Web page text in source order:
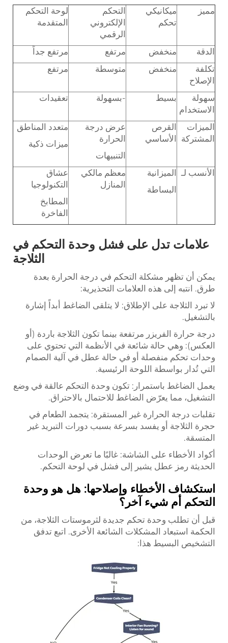
مميز
ميكانيكي
تحكم
التحكم
الإلكتروني
الرقمي
لوحة التحكم
المتقدمة
الدقة منخفض مرتفع
مرتفع جداً
تكلفة
الإصلاح
منخفض متوسطة مرتفع
سهولة
الاستخدام
بسيط -بسهولة تعقيدات
الميزات
المشتركة
القرص
الأساسي
عرض درجة
الحرارة
التنبيهات
متعدد المناطق
ميزات ذكية
الأنسب لـ
الميزانية
البساطة
معظم مالكي
المنازل
عشاق
التكنولوجيا
المطابخ
الفاخرة
علامات تدل على فشل وحدة التحكم في
الثلاجة
يمكن أن تظهر مشكلة التحكم في درجة الحرارة بعدة
طرق. انتبه إلى هذه العلامات التحذيرية:
لا تبرد الثلاجة على الإطلاق: لا يتلقى الضاغط أبداً إشارة
بالتشغيل.
درجة حرارة الفريزر مرتفعة بينما تكون الثلاجة باردة (أو
العكس): وهي حالة شائعة في الأنظمة التي تحتوي على
وحدات تحكم منفصلة أو في حالة عطل في آلية الصمام
التي تُدار بواسطة اللوحة الرئيسية.
يعمل الضاغط باستمرار: تكون وحدة التحكم عالقة في وضع
التشغيل، مما يعرّض الضاغط للاحتمال بالاحتراق.
تقلبات درجة الحرارة غير المستقرة: يتجمد الطعام في
حجرة الثلاجة أو يفسد بسرعة بسبب دورات التبريد غير
المتسقة.
أكواد الأخطاء على الشاشة: غالبًا ما تعرض الوحدات
الحديثة رمز عطل يشير إلى فشل في لوحة التحكم.
استكشاف الأخطاء وإصلاحها: هل هو وحدة
التحكم أم شيء آخر؟
قبل أن تطلب وحدة تحكم جديدة لثرموستات الثلاجة، من
الحكمة استبعاد المشكلات الشائعة الأخرى. اتبع تدفق
التشخيص البسيط هذا: